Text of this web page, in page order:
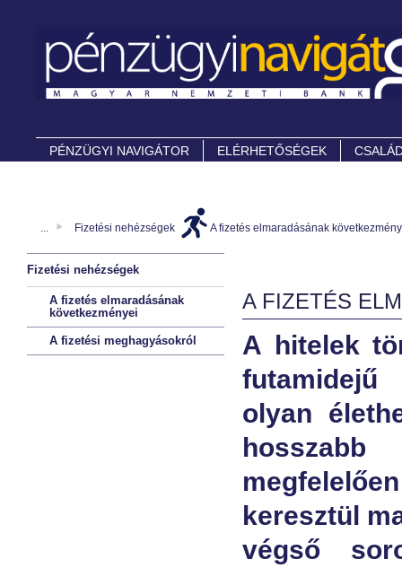
PÉNZÜGYI NAVIGÁTOR ELÉRHETŐSÉGEK
... Fizetési nehézségek A fizetés elmaradásának
Fizetési nehézségek
A fizetés elmaradásának
következményei
A fizetési meghagyásokról
A FIZETÉS
A hitelek
futamidejű
olyan
keresztül
végső